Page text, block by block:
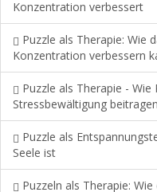
Konzentration verbessert
Puzzle als Therapie: Wie
Konzentration verbessern
Puzzle als Therapie -
Stressbewältigung
Puzzle als
Seele ist
Puzzeln als Therapie: